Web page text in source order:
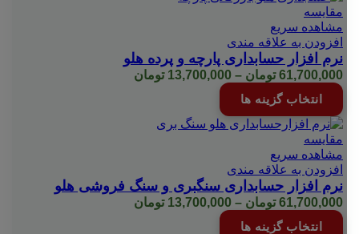
انواع
باشد.
گزینه
ها
است
در
انتخاب
شوند
مقایسه
مشاهده سریع
افزودن به علاقه مندی
نرم افزار حسابداری پارچه و پرده هلو
61,700,000 تومان –
13,700,000 تومان
انتخاب گزینه ها
این
دارای
انواع
باشد.
گزینه
ها
مقایسه
مشاهده سریع
افزودن به علاقه مندی
نرم افزار حسابداری سنگبری و سنگ فروشی هلو
61,700,000 تومان –
13,700,000 تومان
انتخاب گزینه ها
این